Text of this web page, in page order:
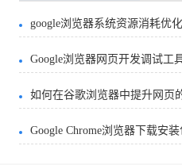
google浏览器系统资源消耗优
Google浏览器网页开发调试工
如何在谷歌浏览器中提升网页
Google Chrome浏览器下载安